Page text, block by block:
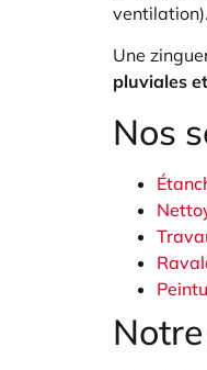
ventilation).
Une
pluviales
Nos